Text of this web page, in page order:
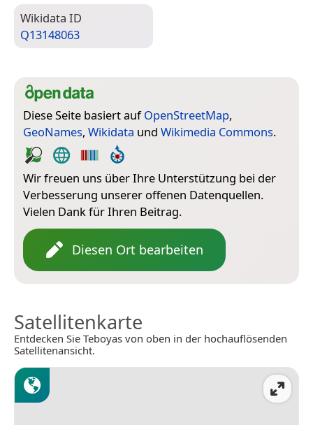
Wiki­data ID
Q13148063
Diese Seite basiert aufOpenStreetMap,
GeoNames, Wikidata und Wikimedia Commons.
Wir freuen uns über Ihre Unterstützung bei der
Verbesserung unserer offenen Datenquellen.
Vielen Dank für Ihren Beitrag.
Diesen Ort bearbeiten
Satellitenkarte
Entdecken Sie Teboyas von oben in der hochauflösenden
Satellitenansicht.